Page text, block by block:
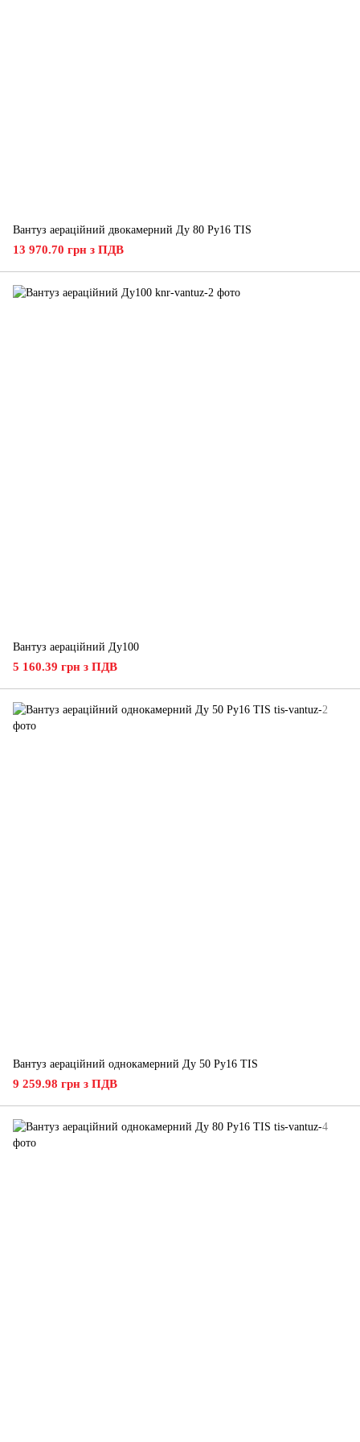
Вантуз аераційний двокамерний Ду 80 Ру16 ТIS
13 970.70 грн з ПДВ
Вантуз аераційний Ду100
5 160.39 грн з ПДВ
Вантуз аераційний однокамерний Ду 50 Ру16 ТIS
9 259.98 грн з ПДВ